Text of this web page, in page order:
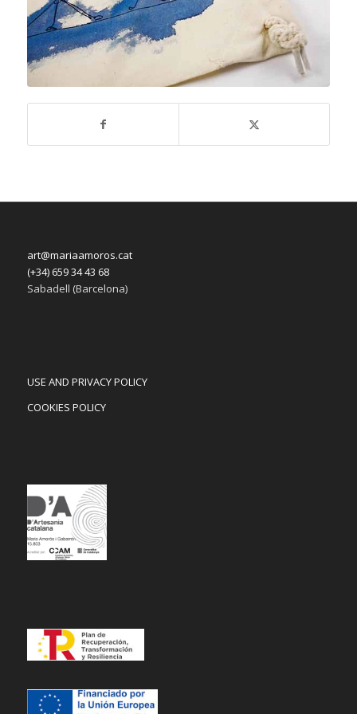
art@mariaamoros.cat
(+34) 659 34 43 68
Sabadell (Barcelona)
USE AND PRIVACY POLICY
COOKIES POLICY